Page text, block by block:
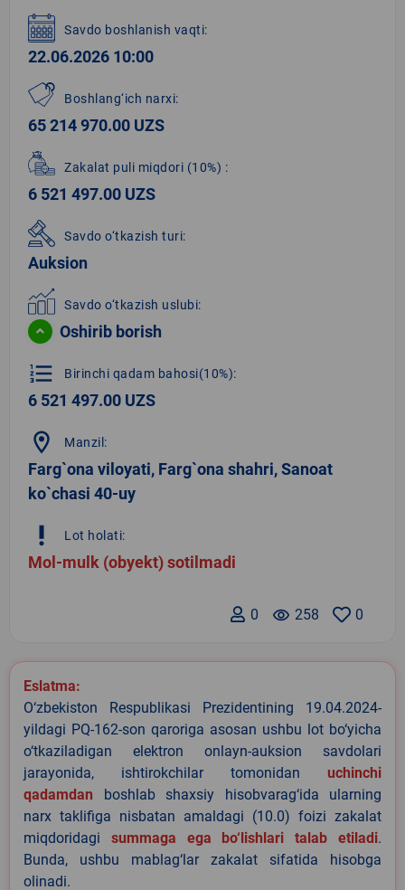
Savdo boshlanish vaqti:
22.06.2026 10:00
Boshlang‘ich narxi:
65 214 970.00 UZS
Zakalat puli miqdori (10%) :
6 521 497.00 UZS
Savdo o‘tkazish turi:
Auksion
Savdo o‘tkazish uslubi:
Oshirib borish
format_list_numbered Birinchi qadam bahosi(10%):
6 521 497.00 UZS
location_on Manzil:
Farg`ona viloyati, Farg`ona shahri, Sanoat
ko`chasi 40-uy
priority_high Lot holati:
Mol-mulk (obyekt) sotilmadi
0
remove_red_eye 258
0
Eslatma:
O‘zbekiston Respublikasi Prezidentining 19.04.2024-
yildagi PQ-162-son qaroriga asosan ushbu lot bo‘yicha
o‘tkaziladigan elektron onlayn-auksion savdolari
jarayonida, ishtirokchilar tomonidan uchinchi
qadamdan boshlab shaxsiy hisobvarag‘ida ularning
narx taklifiga nisbatan amaldagi (10.0) foizi zakalat
miqdoridagi summaga ega bo‘lishlari talab etiladi.
Bunda, ushbu mablag‘lar zakalat sifatida hisobga
olinadi.